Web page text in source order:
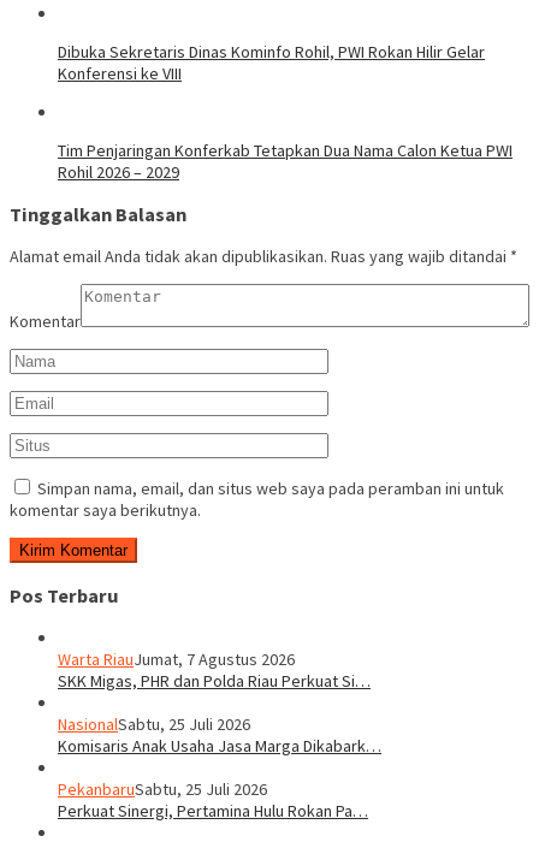
Dibuka Sekretaris Dinas Kominfo Rohil, PWI Rokan Hilir Gelar
Konferensi ke VIII
Tim Penjaringan Konferkab Tetapkan Dua Nama Calon Ketua PWI
Rohil 2026 – 2029
Tinggalkan Balasan
Alamat email Anda tidak akan dipublikasikan. Ruas yang wajib ditandai *
Komentar
Simpan nama, email, dan situs web saya pada peramban ini untuk
komentar saya berikutnya.
Pos Terbaru
Warta RiauJumat, 7 Agustus 2026
SKK Migas, PHR dan Polda Riau Perkuat Si…
NasionalSabtu, 25 Juli 2026
Komisaris Anak Usaha Jasa Marga Dikabark…
PekanbaruSabtu, 25 Juli 2026
Perkuat Sinergi, Pertamina Hulu Rokan Pa…